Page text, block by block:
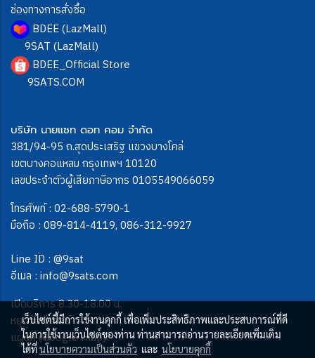
ช่องทางการสั่งซื้อ
BDEE (LazMall)
9SAT (LazMall)
BDEE_Official Store
9SATS.COM
บริษัท นายแซท ดอท คอม จำกัด
381/94-95 ถ.สุดประเสริฐ แขวงบางโคล่
เขตบางคอแหลม กรุงเทพฯ 10120
เลขประจำตัวผู้เสียภาษีอากร 0105549066059
โทรศัพท์ : 02-688-5790-1
มือถือ : 089-814-4119, 086-312-9927
Line ID : @9sat
อีเมล : info@9sats.com
เปิดบริการ 8.30-18.00 น.
หยุดวันอาทิตย์
แผนที่ (Google map)
เว็บไซต์นี้มีการใช้งานคุกกี้ เพื่อเพิ่มประสิทธิภาพและประสบการณ์ที่ดี
ในการใช้งานเว็บไซต์ของท่าน ท่านสามารถอ่านรายละเอียดเพิ่มเติม
ได้ที่นโยบายความเป็นส่วนตัว และ นโยบายคุกกี้